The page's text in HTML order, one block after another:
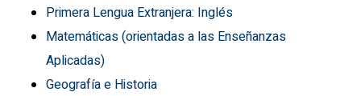
Primera Lengua Extranjera: Inglés
Matemáticas (orientadas a las Enseñanzas
Aplicadas)
Geografía e Historia